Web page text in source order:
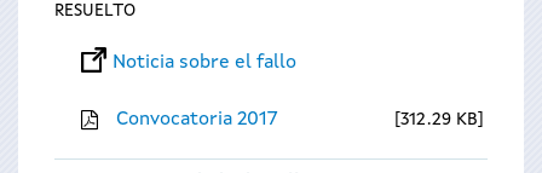
RESUELTO
Noticia sobre el fallo
Convocatoria 2017 312.29 KB